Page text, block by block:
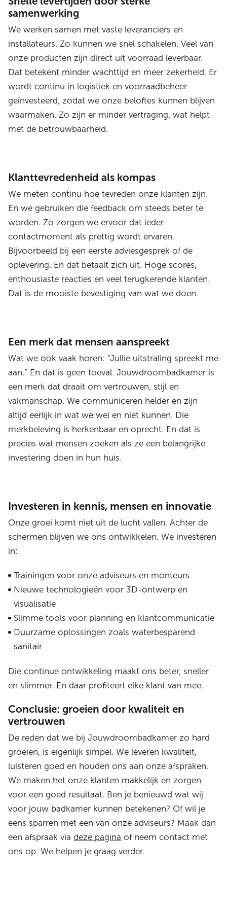
samenwerking
We werken samen met vaste leveranciers en
installateurs. Zo kunnen we snel schakelen. Veel van
onze producten zijn direct uit voorraad leverbaar.
Dat betekent minder wachttijd en meer zekerheid. Er
wordt continu in logistiek en voorraadbeheer
geïnvesteerd, zodat we onze beloftes kunnen blijven
waarmaken. Zo zijn er minder vertraging, wat helpt
met de betrouwbaarheid.
Klanttevredenheid als kompas
We meten continu hoe tevreden onze klanten zijn.
En we gebruiken die feedback om steeds beter te
worden. Zo zorgen we ervoor dat ieder
contactmoment als prettig wordt ervaren.
Bijvoorbeeld bij een eerste adviesgesprek of de
oplevering. En dat betaalt zich uit. Hoge scores,
enthousiaste reacties en veel terugkerende klanten.
Dat is de mooiste bevestiging van wat we doen.
Een merk dat mensen aanspreekt
Wat we ook vaak horen: “Jullie uitstraling spreekt me
aan.” En dat is geen toeval. Jouwdroombadkamer is
een merk dat draait om vertrouwen, stijl en
vakmanschap. We communiceren helder en zijn
altijd eerlijk in wat we wel en niet kunnen. Die
merkbeleving is herkenbaar en oprecht. En dat is
precies wat mensen zoeken als ze een belangrijke
investering doen in hun huis.
Investeren in kennis, mensen en innovatie
Onze groei komt niet uit de lucht vallen. Achter de
schermen blijven we ons ontwikkelen. We investeren
in:
Trainingen voor onze adviseurs en monteurs
Nieuwe technologieën voor 3D-ontwerp en
visualisatie
Slimme tools voor planning en klantcommunicatie
Duurzame oplossingen zoals waterbesparend
sanitair
Die continue ontwikkeling maakt ons beter, sneller
en slimmer. En daar profiteert elke klant van mee.
Conclusie: groeien door kwaliteit en
vertrouwen
De reden dat we bij Jouwdroombadkamer zo hard
groeien, is eigenlijk simpel. We leveren kwaliteit,
luisteren goed en houden ons aan onze afspraken.
We maken het onze klanten makkelijk en zorgen
voor een goed resultaat. Ben je benieuwd wat wij
voor jouw badkamer kunnen betekenen? Of wil je
eens sparren met een van onze adviseurs? Maak dan
een afspraak viadeze pagina of neem contact met
ons op. We helpen je graag verder.